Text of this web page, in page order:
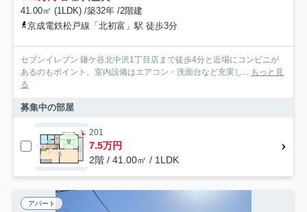
41.00㎡ (1LDK) /築32年 /2階建
京成電鉄松戸線「北初富」駅 徒歩3分
セブンイレブン 鎌ケ谷北中沢1丁目店まで徒歩4分と近場にコンビニが
あるのもポイント。室内設備はエアコン・洗面台など充実し...
もっと見
る
募集中の部屋
201
7.5万円
2階 / 41.00㎡ / 1LDK
アパート